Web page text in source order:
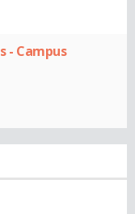
- Campus